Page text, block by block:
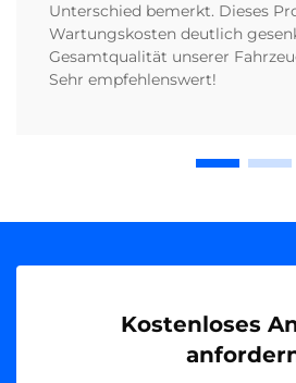
Unterschied bemerkt. Dieses
Wartungskosten deutlich
Gesamtqualität unserer
Sehr empfehlenswert!
Kostenloses